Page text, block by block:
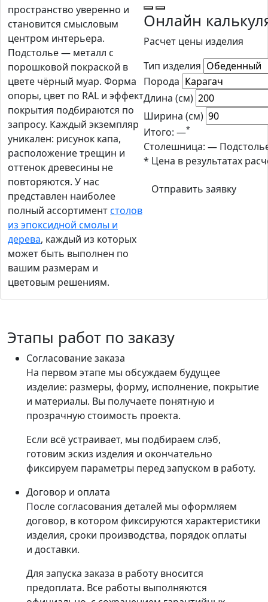
пространство уверенно и
становится смысловым
центром интерьера.
Подстолье — металл с
порошковой покраской в
цвете чёрный муар. Форма
опоры, цвет по RAL и эффект
покрытия подбираются по
запросу. Каждый экземпляр
уникален: рисунок капа,
расположение трещин и
оттенок древесины не
повторяются. У нас
представлен наиболее
полный ассортиментстолов
из эпоксидной смолы и
дерева, каждый из которых
может быть выполнен по
вашим размерам и
цветовым решениям.
Онлайн
Расчет цены изделия
Тип изделия
Порода
Длина (см)
Ширина (см)
Итого: —*
Столешница: —
* Цена в результатах
Отправить заявку
Этапы работ по заказу
Согласование заказа
На первом этапе мы обсуждаем будущее
изделие: размеры, форму, исполнение, покрытие
и материалы. Вы получаете понятную и
прозрачную стоимость проекта.
Если всё устраивает, мы подбираем слэб,
готовим эскиз изделия и окончательно
фиксируем параметры перед запуском в работу.
Договор и оплата
После согласования деталей мы оформляем
договор, в котором фиксируются характеристики
изделия, сроки производства, порядок оплаты
и доставки.
Для запуска заказа в работу вносится
предоплата. Все работы выполняются